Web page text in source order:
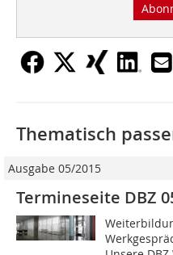
Thematisch
Ausgabe 05/2015
Termineseite DBZ